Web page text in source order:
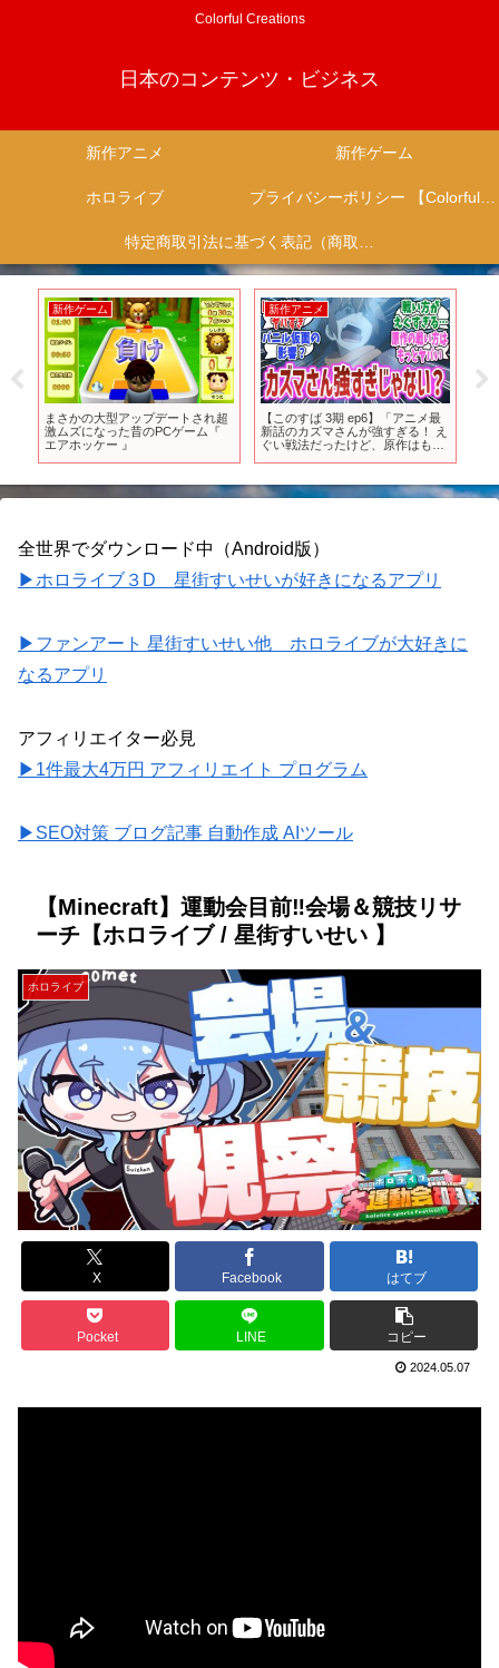
Colorful Creations
日本のコンテンツ・ビジネス
新作アニメ 新作ゲーム
ホロライブ プライバシーポリシー 【Colorful Creation】
特定商取引法に基づく表記（商取引に関する開示）
新作ゲーム
まさかの大型アップデートされ超
激ムズになった昔のPCゲーム『
エアホッケー 』
新作アニメ
【このすば 3期 ep6】「アニメ最
新話のカズマさんが強すぎる！ え
ぐい戦法だったけど、原作はもっ
【この素晴らしい世界に祝福を！
3】
全世界でダウンロード中（Android版）
▶ホロライブ３D 星街すいせいが好きになるアプリ
▶ファンアート 星街すいせい他 ホロライブが大好きに
なるアプリ
アフィリエイター必見
▶1件最大4万円 アフィリエイト プログラム
▶SEO対策 ブログ記事 自動作成 AIツール
【Minecraft】運動会目前‼会場＆競技リサ
ーチ【ホロライブ / 星街すいせい 】
ホロライブ
X Facebook はてブ
Pocket LINE コピー
2024.05.07